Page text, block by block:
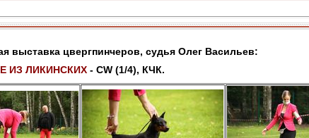
выставка цвергпинчеров, судья Олег Васильев:
ИЗ ЛИКИНСКИХ - CW (1/4), КЧК.